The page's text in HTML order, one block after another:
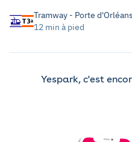
Tramway - Porte
12 min à pied
Yespark, c'est